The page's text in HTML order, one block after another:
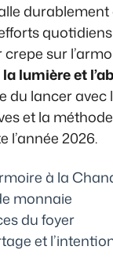
sur
lumière et
lancer avec
et la
2026.
à la
monnaie
du foyer
et